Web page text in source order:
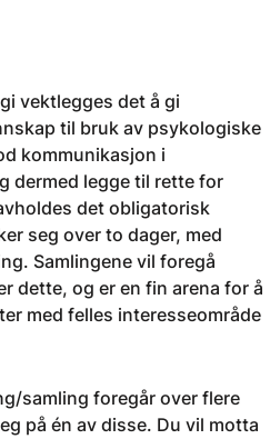
vektlegges det å gi
til bruk av psykologiske
kommunikasjon i
dermed legge til rette for
det obligatorisk
seg over to dager, med
Samlingene vil foregå
dette, og er en fin arena for å
med felles interesseområde
samling foregår over flere
på én av disse. Du vil motta